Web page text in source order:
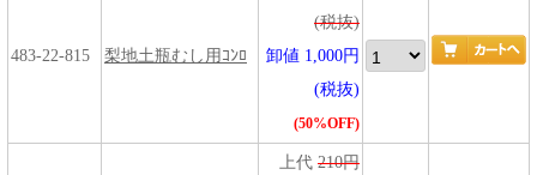
483-22-815 梨地土瓶むし用ｺﾝﾛ
(税抜)
卸値 1,000円
(税抜)
(50%OFF)
上代 210円